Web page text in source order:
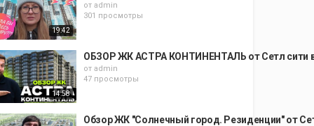
19:42
от admin
301 просмотры
14:58
ОБЗОР ЖК АСТРА КОНТИНЕНТАЛЬ от Сетл сити в
от admin
47 просмотры
Обзор ЖК "Солнечный город. Резиденции" от